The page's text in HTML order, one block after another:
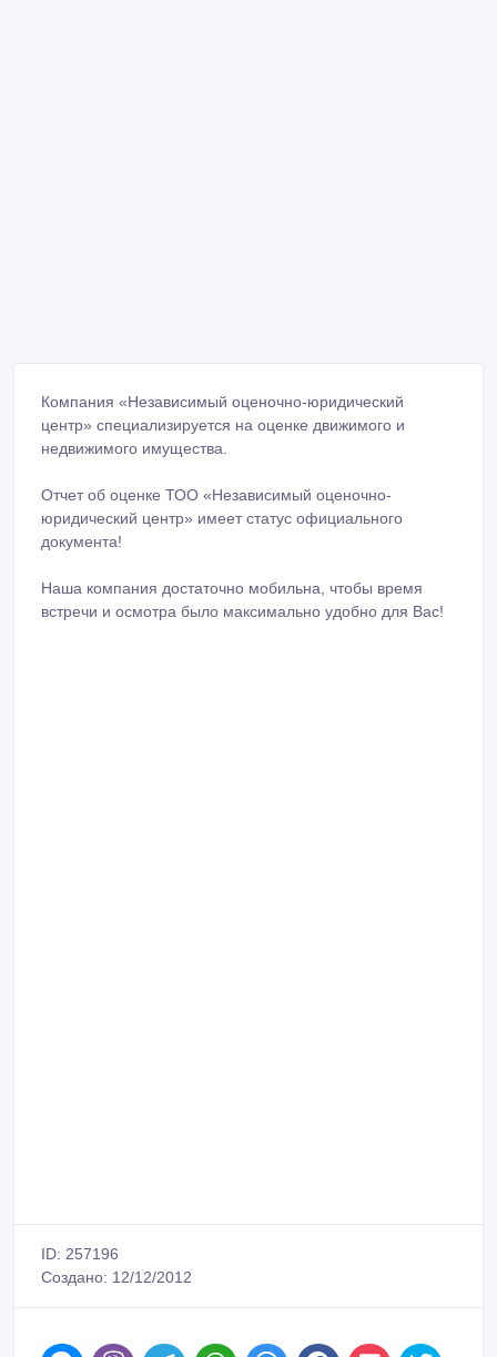
Компания «Независимый оценочно-юридический
центр» специализируется на оценке движимого и
недвижимого имущества.
Отчет об оценке ТОО «Независимый оценочно-
юридический центр» имеет статус официального
документа!
Наша компания достаточно мобильна, чтобы время
встречи и осмотра было максимально удобно для Вас!
ID: 257196
Создано: 12/12/2012